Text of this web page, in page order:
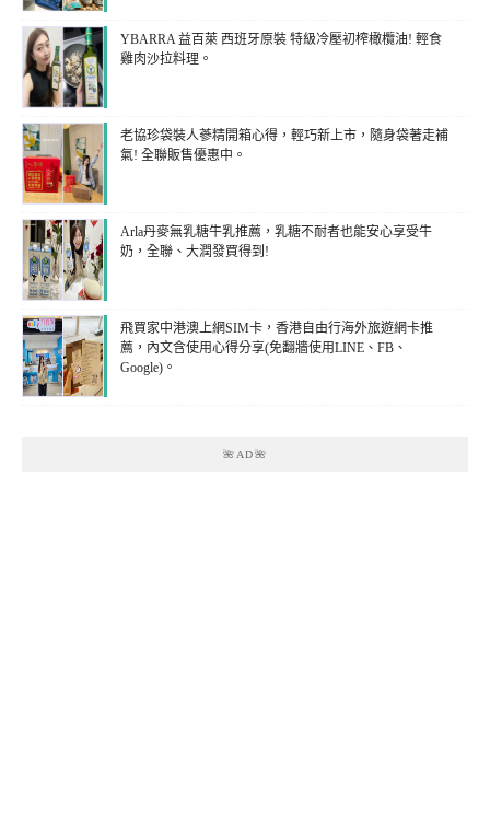
YBARRA 益百萊 西班牙原裝 特級冷壓初榨橄欖油! 輕食
雞肉沙拉料理。
老協珍袋裝人蔘精開箱心得，輕巧新上市，隨身袋著走補
氣! 全聯販售優惠中。
Arla丹麥無乳糖牛乳推薦，乳糖不耐者也能安心享受牛
奶，全聯、大潤發買得到!
飛買家中港澳上網SIM卡，香港自由行海外旅遊網卡推
薦，內文含使用心得分享(免翻牆使用LINE、FB、
Google)。
🌺AD🌺